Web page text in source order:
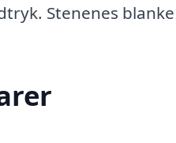
Stenenes